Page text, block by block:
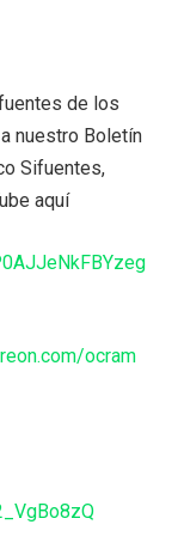
de los
nuestro Boletín
Sifuentes,
aquí
ocram